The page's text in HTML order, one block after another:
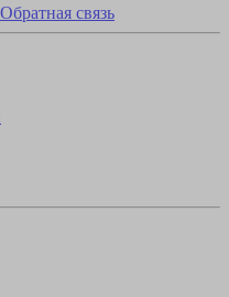
Обратная связь